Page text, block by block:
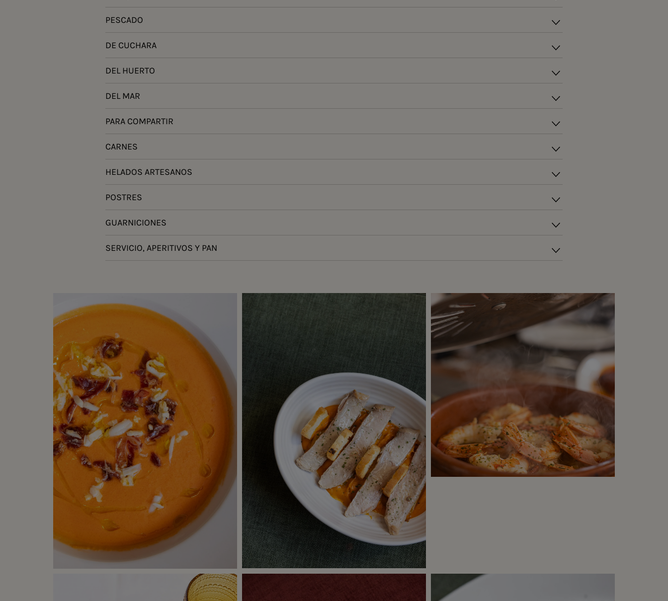
PESCADO
DE CUCHARA
DEL HUERTO
DEL MAR
PARA COMPARTIR
CARNES
HELADOS ARTESANOS
POSTRES
GUARNICIONES
SERVICIO, APERITIVOS Y PAN